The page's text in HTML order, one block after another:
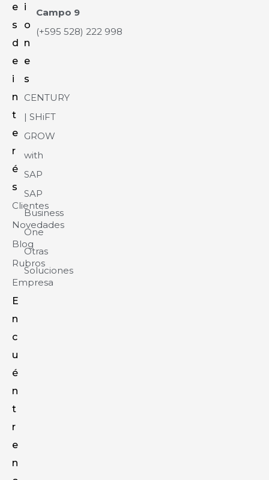
e
s
d
e
i
n
t
e
r
é
s
Clientes
Novedades
Blog
Rubros
Empresa
E
n
c
u
é
n
t
r
e
n
i
o
n
e
s
CENTURY
| SHiFT
GROW
with
SAP
SAP
Business
One
Otras
Soluciones
Campo 9
(+595 528) 222 998